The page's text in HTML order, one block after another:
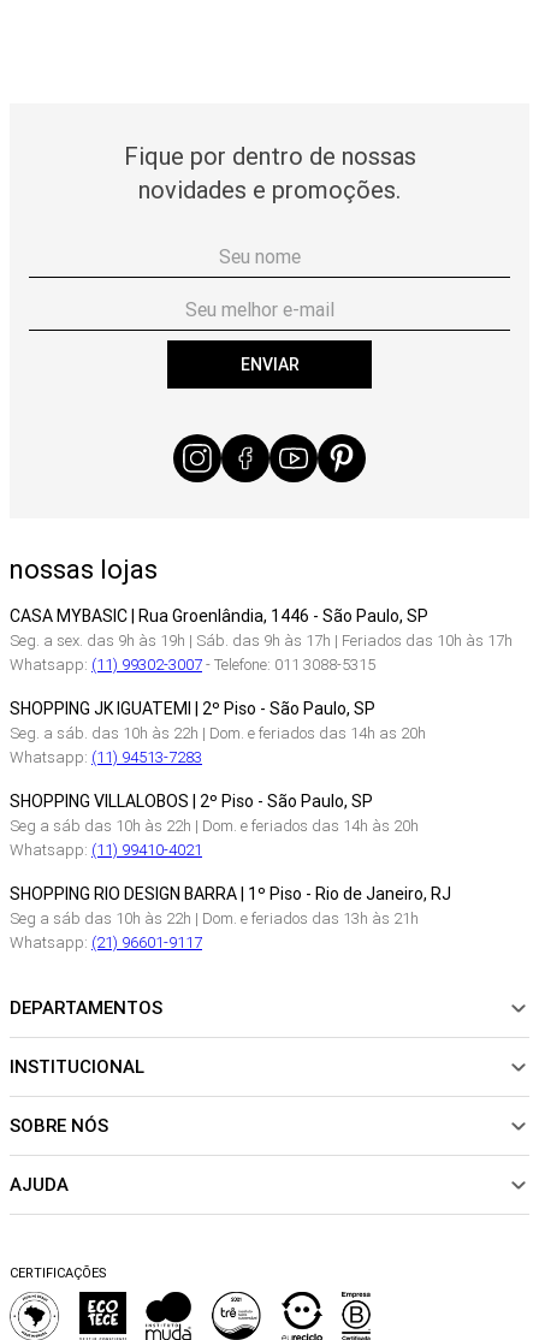
Fique por dentro de nossas
novidades e promoções.
ENVIAR
nossas lojas
CASA MYBASIC | Rua Groenlândia, 1446 - São Paulo, SP
Seg. a sex. das 9h às 19h | Sáb. das 9h às 17h | Feriados das 10h às 17h
Whatsapp: (11) 99302-3007- Telefone: 011 3088-5315
SHOPPING JK IGUATEMI | 2º Piso - São Paulo, SP
Seg. a sáb. das 10h às 22h | Dom. e feriados das 14h as 20h
Whatsapp: (11) 94513-7283
SHOPPING VILLALOBOS | 2º Piso - São Paulo, SP
Seg a sáb das 10h às 22h | Dom. e feriados das 14h às 20h
Whatsapp: (11) 99410-4021
SHOPPING RIO DESIGN BARRA | 1º Piso - Rio de Janeiro, RJ
Seg a sáb das 10h às 22h | Dom. e feriados das 13h às 21h
Whatsapp: (21) 96601-9117
DEPARTAMENTOS
NOVIDADES
CALÇADOS
SALE
INSTITUCIONAL
Sobre Nós
Sustentabilidade
Trocas e Devoluções
Perguntas Frequentes
Blog
SOBRE NÓS
Política de pagamento
AJUDA
Dicas de cuidados
Falar no WhatsApp
CERTIFICAÇÕES